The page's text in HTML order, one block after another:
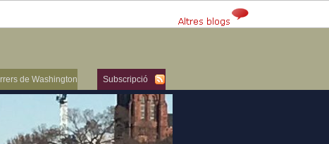
Subscripció
de Washington